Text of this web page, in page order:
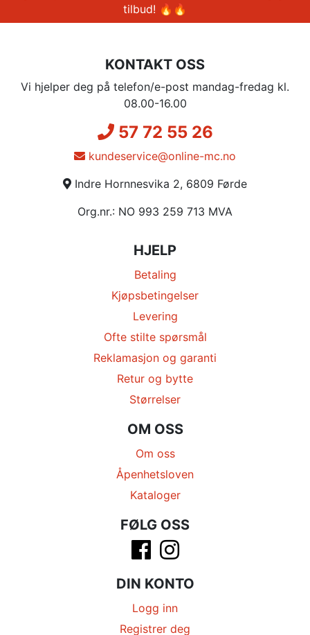
tilbud! 🔥🔥
KONTAKT OSS
Vi hjelper deg på telefon/e-post mandag-fredag kl.
08.00-16.00
57 72 55 26
kundeservice@online-mc.no
Indre Hornnesvika 2, 6809 Førde
Org.nr.: NO 993 259 713 MVA
HJELP
Betaling
Kjøpsbetingelser
Levering
Ofte stilte spørsmål
Reklamasjon og garanti
Retur og bytte
Størrelser
OM OSS
Om oss
Åpenhetsloven
Kataloger
FØLG OSS
DIN KONTO
Logg inn
Registrer deg